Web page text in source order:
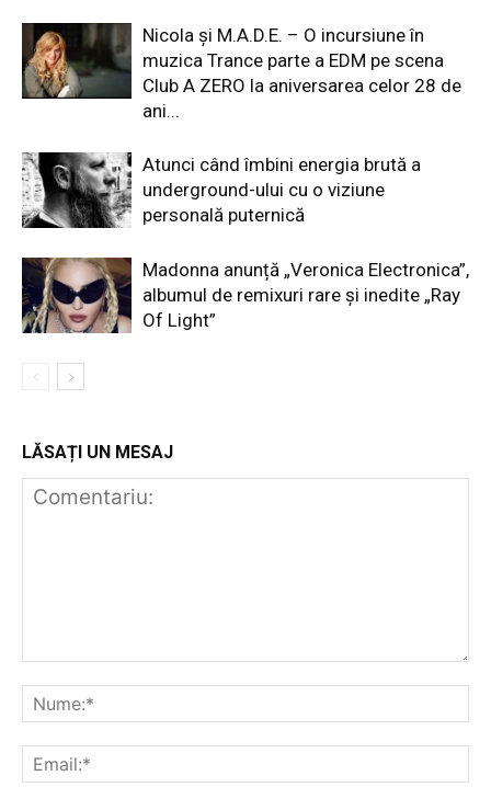
Nicola și M.A.D.E. – O incursiune în
muzica Trance parte a EDM pe scena
Club A ZERO la aniversarea celor 28 de
ani...
Atunci când îmbini energia brută a
underground-ului cu o viziune
personală puternică
Madonna anunță „Veronica Electronica”,
albumul de remixuri rare și inedite „Ray
Of Light”
LĂSAȚI UN MESAJ